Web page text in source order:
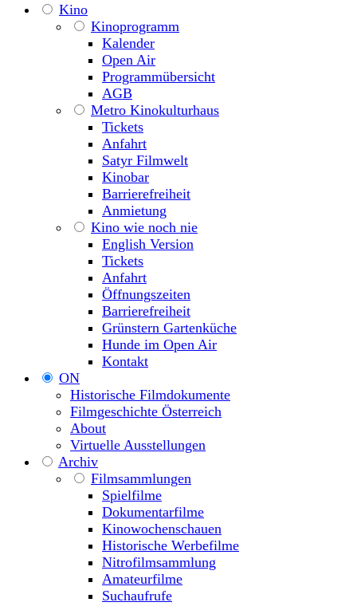
Kino
Kinoprogramm
Kalender
Open Air
Programmübersicht
AGB
Metro Kinokulturhaus
Tickets
Anfahrt
Satyr Filmwelt
Kinobar
Barrierefreiheit
Anmietung
Kino wie noch nie
English Version
Tickets
Anfahrt
Öffnungszeiten
Barrierefreiheit
Grünstern Gartenküche
Hunde im Open Air
Kontakt
ON
Historische Filmdokumente
Filmgeschichte Österreich
About
Virtuelle Ausstellungen
Archiv
Filmsammlungen
Spielfilme
Dokumentarfilme
Kinowochenschauen
Historische Werbefilme
Nitrofilmsammlung
Amateurfilme
Suchaufrufe